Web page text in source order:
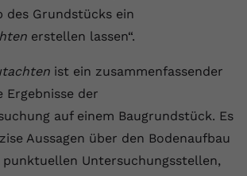
des Grundstücks ein
erstellen lassen“.
ist ein zusammenfassender
Ergebnisse der
auf einem Baugrundstück. Es
Aussagen über den Bodenaufbau
Untersuchungsstellen,
VPB.de
Dieses Cookie wird verwendet, um die
Benutzereinstellungen zu ermöglichen.
Vimeo installiert dieses Cookie, um
Tracking-Informationen zu sammeln,
Einbetten von Videos auf der Website
CONSENT
youtube.com